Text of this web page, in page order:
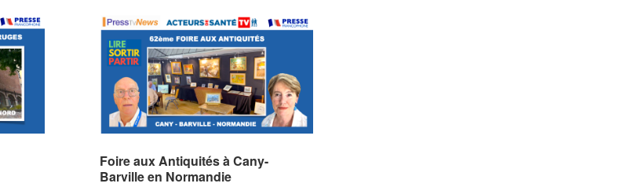
Foire aux Antiquités à Cany-
Barville en Normandie